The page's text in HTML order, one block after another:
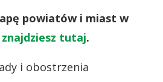
powiatów i miast w
znajdziesz tutaj.
i obostrzenia